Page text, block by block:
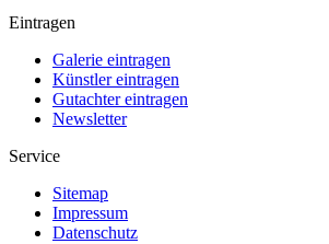
Eintragen
Galerie eintragen
Künstler eintragen
Gutachter eintragen
Newsletter
Service
Sitemap
Impressum
Datenschutz